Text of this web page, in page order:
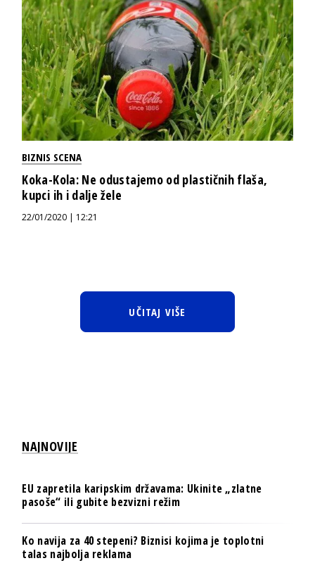
BIZNIS SCENA
Koka-Kola: Ne odustajemo od plastičnih flaša,
kupci ih i dalje žele
22/01/2020 | 12:21
UČITAJ VIŠE
NAJNOVIJE
EU zapretila karipskim državama: Ukinite „zlatne
pasoše“ ili gubite bezvizni režim
Ko navija za 40 stepeni? Biznisi kojima je toplotni
talas najbolja reklama